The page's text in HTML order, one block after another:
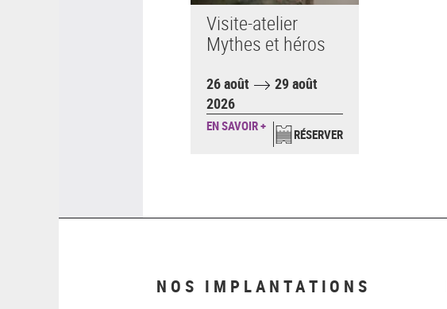
Visite-atelier
Mythes et héros
26 août
29 août
2026
EN SAVOIR +
RÉSERVER
NOS IMPLANTATIONS